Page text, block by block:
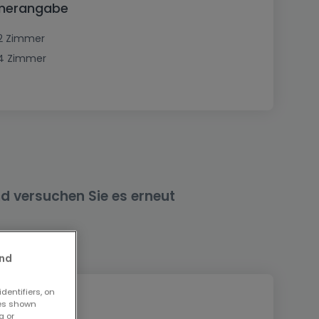
Zimmer
Zimmer
versuchen Sie es erneut
on
shown
or